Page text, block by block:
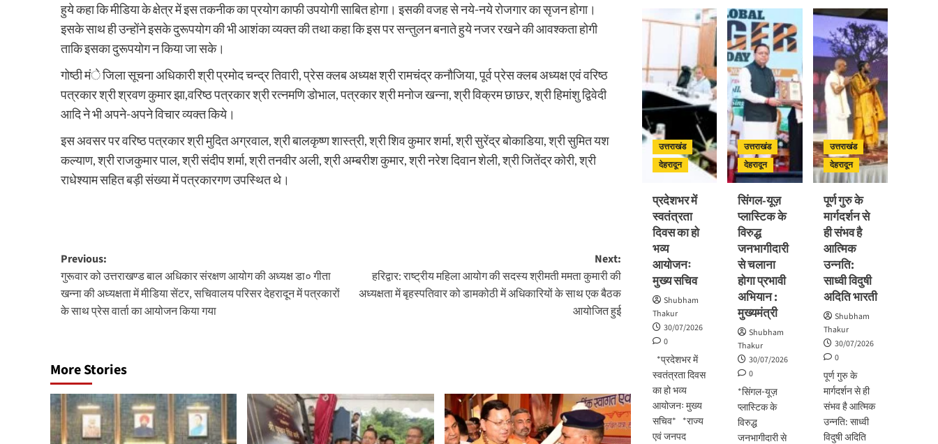
हुये कहा कि मीडिया के क्षेत्र में इस तकनीक का प्रयोग काफी उपयोगी साबित होगा। इसकी वजह से नये-नये रोजगार का सृजन होगा।
इसके साथ ही उन्होंने इसके दुरूपयोग की भी आशंका व्यक्त की तथा कहा कि इस पर सन्तुलन बनाते हुये नजर रखने की आवश्कता होगी
ताकि इसका दुरूपयोग न किया जा सके।
गोष्ठी मंे जिला सूचना अधिकारी श्री प्रमोद चन्द्र तिवारी, प्रेस क्लब अध्यक्ष श्री रामचंद्र कनौजिया, पूर्व प्रेस क्लब अध्यक्ष एवं वरिष्ठ
पत्रकार श्री श्रवण कुमार झा,वरिष्ठ पत्रकार श्री रत्नमणि डोभाल, पत्रकार श्री मनोज खन्ना, श्री विक्रम छाछर, श्री हिमांशु द्विवेदी
आदि ने भी अपने-अपने विचार व्यक्त किये।
इस अवसर पर वरिष्ठ पत्रकार श्री मुदित अग्रवाल, श्री बालकृष्ण शास्त्री, श्री शिव कुमार शर्मा, श्री सुरेंद्र बोकाडिया, श्री सुमित यश
कल्याण, श्री राजकुमार पाल, श्री संदीप शर्मा, श्री तनवीर अली, श्री अम्बरीश कुमार, श्री नरेश दिवान शेली, श्री जितेंद्र कोरी, श्री
राधेश्याम सहित बड़ी संख्या में पत्रकारगण उपस्थित थे।
Post
navigation
Previous:
गुरूवार को उत्तराखण्ड बाल अधिकार संरक्षण आयोग की अध्यक्ष डा० गीता
खन्ना की अध्यक्षता में मीडिया सेंटर, सचिवालय परिसर देहरादून में पत्रकारों
के साथ प्रेस वार्ता का आयोजन किया गया
Next:
हरिद्वार: राष्ट्रीय महिला आयोग की सदस्य श्रीमती ममता कुमारी की
अध्यक्षता में बृहस्पतिवार को डामकोठी में अधिकारियों के साथ एक बैठक
आयोजित हुई
More Stories
डीएम
का
सख्त
ब्लैक
स्पॉट
होंगे
सुरक्षित,
हर
माह
होगी
प्रगति
समीक्षा
पुष्कर
सिंह
धामी
ने
किया
मसूरी
विधानसभा
में
विभिन्न
विकास
योजनाओं
का
–
शिलान्यास
और
चरण
प्रक्षालन
के
साथ
देवभूमि
ने
किया
शिवभक्त
कांवड़ियों
का
अभिनंदन
उत्तराखंड
देहरादून
प्रदेशभर में
स्वतंत्रता
दिवस का हो
भव्य
आयोजनः
मुख्य सचिव
Shubham
Thakur
30/07/2026
0
*प्रदेशभर में
स्वतंत्रता दिवस
का हो भव्य
आयोजनः मुख्य
सचिव* *राज्य
एवं जनपद
उत्तराखंड
देहरादून
सिंगल-यूज़
प्लास्टिक के
विरुद्ध
जनभागीदारी
से चलाना
होगा प्रभावी
अभियान :
मुख्यमंत्री
Shubham
Thakur
30/07/2026
0
*सिंगल-यूज़
प्लास्टिक के
विरुद्ध
जनभागीदारी से
उत्तराखंड
देहरादून
पूर्ण गुरु के
मार्गदर्शन से
ही संभव है
आत्मिक
उन्नति:
साध्वी विदुषी
अदिति भारती
Shubham
Thakur
30/07/2026
0
पूर्ण गुरु के
मार्गदर्शन से ही
संभव है आत्मिक
उन्नति: साध्वी
विदुषी अदिति